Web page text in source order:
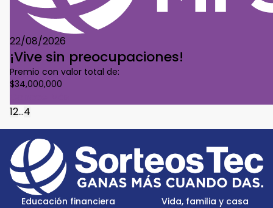
22/08/2026
¡Vive sin preocupaciones!
Premio con valor total de:
$34,000,000
12...4
Footer
Menu
Logo
Educación financiera
Vida, familia y casa